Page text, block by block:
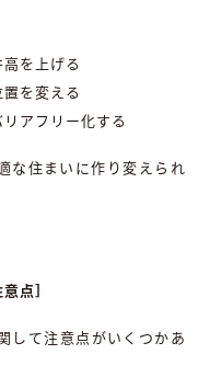
を上げる
を変える
アフリー化する
な住まいに作り変えられ
点］
して注意点がいくつかあ